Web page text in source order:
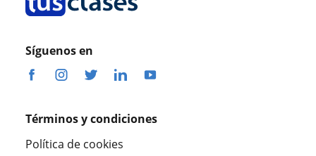
Síguenos en
Términos y condiciones
Política de cookies